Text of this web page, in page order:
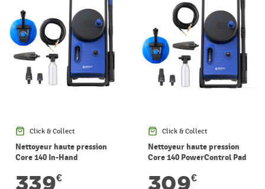
Click & Collect
Nettoyeur haute pression
Core 140 In-Hand
NILFISK
339€
Click & Collect
Nettoyeur haute pression
Core 140 PowerControl Pad
309€